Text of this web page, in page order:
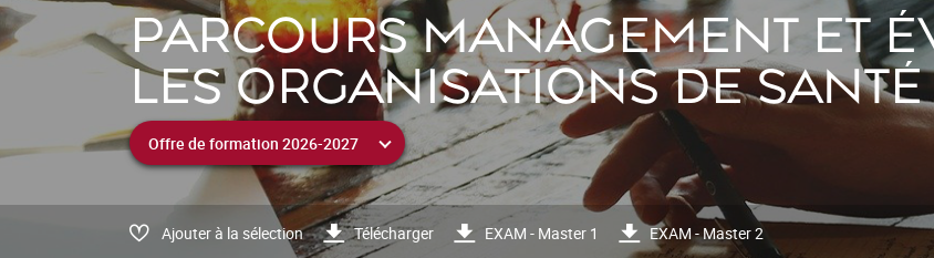
PARCOURS MANAGEMENT ET
LES ORGANISATIONS DE SANTÉ
Ajouter à la sélection Télécharger EXAM - Master 1 EXAM - Master 2